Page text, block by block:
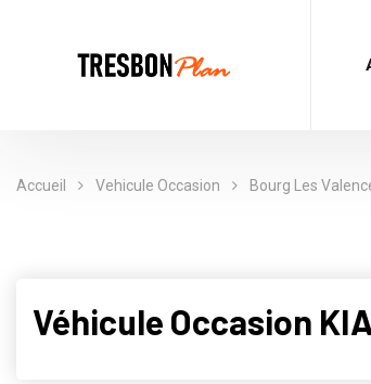
Accueil Vehicule Occasion Bourg Les
Véhicule Occasion